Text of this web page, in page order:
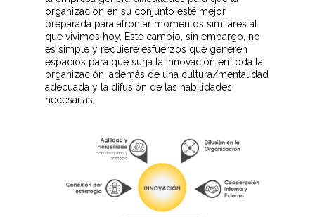
organización en su conjunto esté mejor
preparada para afrontar momentos similares al
que vivimos hoy. Este cambio, sin embargo, no
es simple y requiere esfuerzos que generen
espacios para que surja la innovación en toda la
organización, además de una cultura/mentalidad
adecuada y la difusión de las habilidades
necesarias.